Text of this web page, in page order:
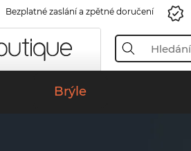
Bezplatné zaslání a zpětné doručení
Brýle